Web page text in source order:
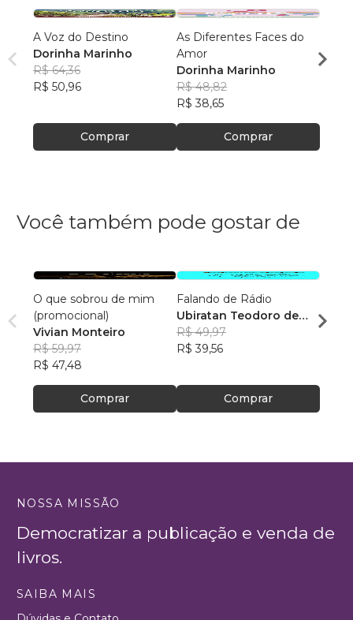
A Voz do Destino
Dorinha Marinho
R$ 64,36
R$ 50,96
Comprar
As Diferentes Faces do
Amor
Dorinha Marinho
R$ 48,82
R$ 38,65
Comprar
R$
Você também pode gostar de
O que sobrou de mim
(promocional)
Vivian Monteiro
R$ 59,97
R$ 47,48
Comprar
Falando de Rádio
Ubiratan Teodoro de
Souza
R$ 49,97
R$ 39,56
Comprar
Há
NOSSA MISSÃO
Democratizar a publicação e venda de
livros.
SAIBA MAIS